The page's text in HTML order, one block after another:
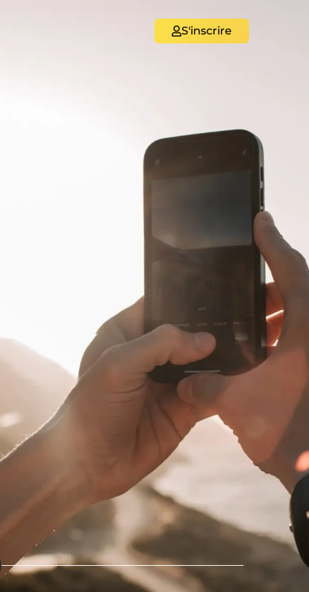
S'inscrire